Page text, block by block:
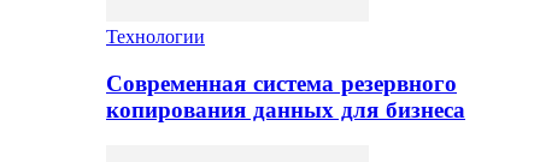
Технологии
Современная система резервного
копирования данных для бизнеса